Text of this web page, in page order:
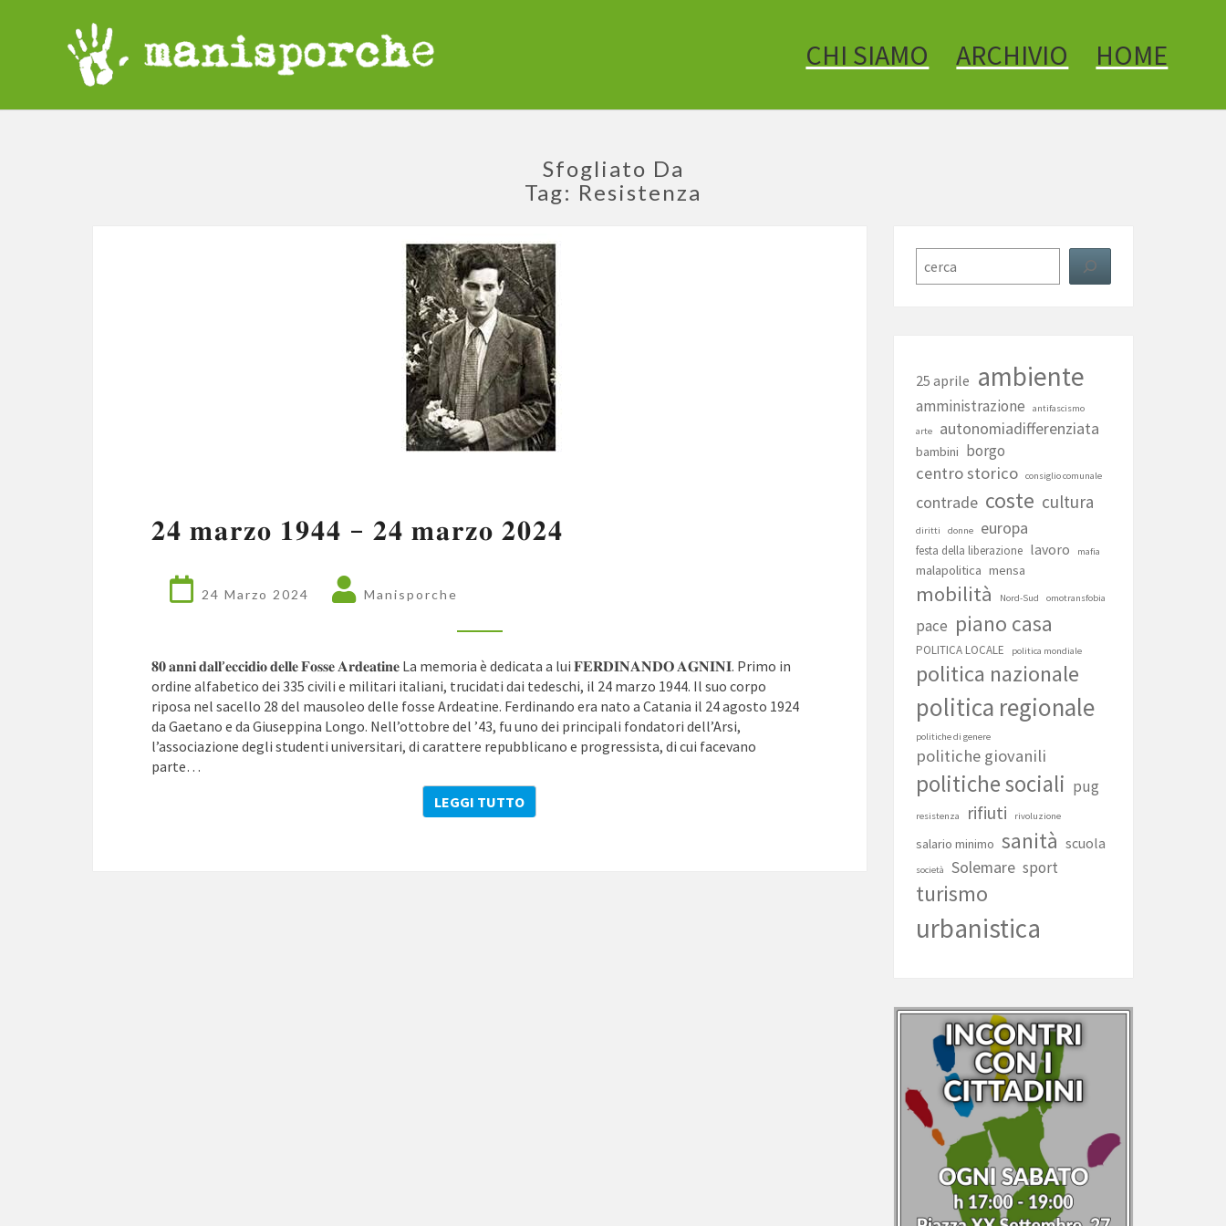
CHI SIAMO ARCHIVIO HOME
Sfogliato Da
Tag: Resistenza
𝐦𝐚𝐫𝐳𝐨
𝟏𝟗𝟒𝟒
𝟐𝟎𝟐𝟒
𝟐𝟒 𝐦𝐚𝐫𝐳𝐨 𝟏𝟗𝟒𝟒 – 𝟐𝟒 𝐦𝐚𝐫𝐳𝐨 𝟐𝟎𝟐𝟒
24 Marzo 2024 Manisporche
𝟖𝟎 𝐚𝐧𝐧𝐢 𝐝𝐚𝐥𝐥’𝐞𝐜𝐜𝐢𝐝𝐢𝐨 𝐝𝐞𝐥𝐥𝐞 𝐅𝐨𝐬𝐬𝐞 𝐀𝐫𝐝𝐞𝐚𝐭𝐢𝐧𝐞 La memoria è dedicata a lui 𝐅𝐄𝐑𝐃𝐈𝐍𝐀𝐍𝐃𝐎 𝐀𝐆𝐍𝐈𝐍𝐈. Primo in
ordine alfabetico dei 335 civili e militari italiani, trucidati dai tedeschi, il 24 marzo 1944. Il suo corpo
riposa nel sacello 28 del mausoleo delle fosse Ardeatine. Ferdinando era nato a Catania il 24 agosto 1924
da Gaetano e da Giuseppina Longo. Nell’ottobre del ’43, fu uno dei principali fondatori dell’Arsi,
l’associazione degli studenti universitari, di carattere repubblicano e progressista, di cui facevano
parte…
LEGGI TUTTOLEGGI TUTTO
25 aprile ambiente
amministrazione
antifascismo
arte
autonomiadifferenziata
bambini borgo
centro storico consiglio comunale
contrade coste cultura
diritti donne europa
festa della liberazione lavoro mafia
malapolitica mensa
mobilità Nord-Sud omotransfobia
pace piano casa
POLITICA LOCALE politica mondiale
politica nazionale
politica regionale
politiche di genere
politiche giovanili
politiche sociali pug
resistenza rifiuti rivoluzione
salario minimo sanità scuola
società Solemare sport
turismo
urbanistica